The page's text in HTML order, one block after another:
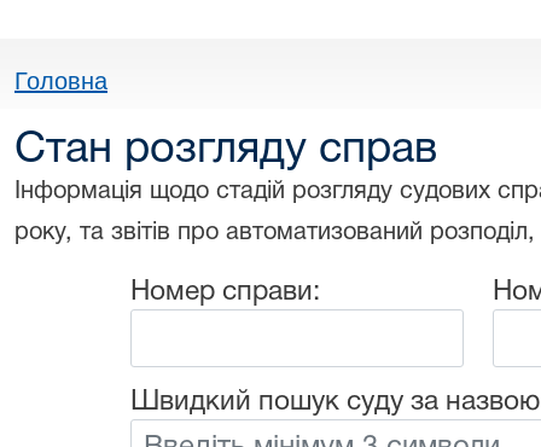
Головна
Стан розгляду справ
Інформація щодо стадій розгляду судових
року, та звітів про автоматизований
Номер справи:
Швидкий пошук суду за